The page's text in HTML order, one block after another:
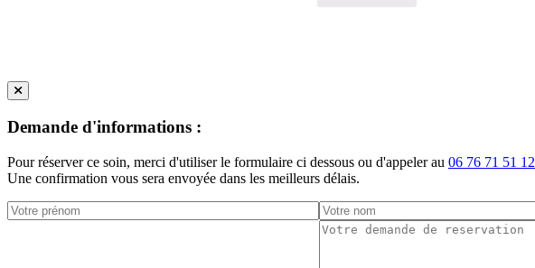
Demande d'informations :
Pour réserver ce soin, merci d'utiliser le formulaire ci dessous ou d'appeler au 06 76 71 51 12
Une confirmation vous sera envoyée dans les meilleurs délais.